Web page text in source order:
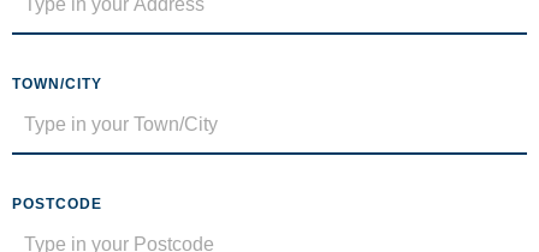
TOWN/CITY
POSTCODE